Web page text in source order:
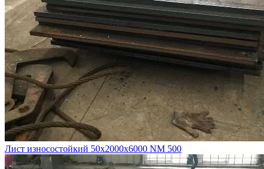
Лист износостойкий 50х2000х6000 NM 500